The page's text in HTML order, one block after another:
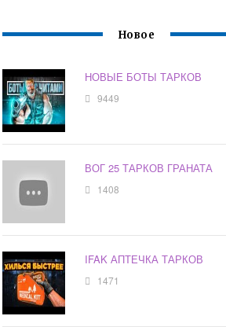
Новое
НОВЫЕ БОТЫ ТАРКОВ
9449
ВОГ 25 ТАРКОВ ГРАНАТА
1408
IFAK АПТЕЧКА ТАРКОВ
1471